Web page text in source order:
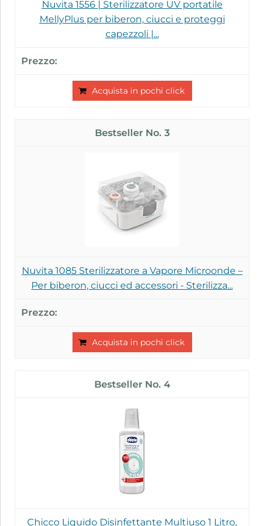
Nuvita 1556 | Sterilizzatore UV portatile
MellyPlus per biberon, ciucci e proteggi
capezzoli |...
Acquista in pochi click
3
Nuvita 1085 Sterilizzatore a Vapore Microonde –
Per biberon, ciucci ed accessori - Sterilizza...
Acquista in pochi click
4
Chicco Liquido Disinfettante Multiuso 1 Litro,